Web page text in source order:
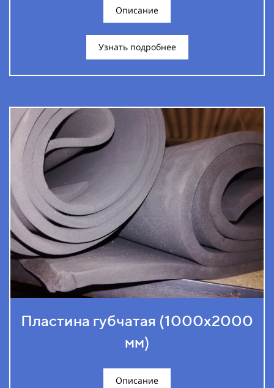
Описание
Узнать подробнее
Пластина губчатая (1000х2000
мм)
Описание